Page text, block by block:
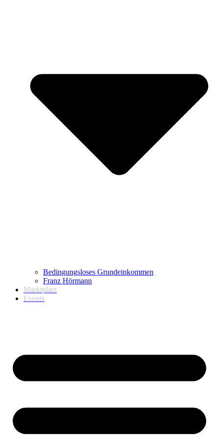
Bedingungsloses Grundeinkommen
Franz Hörmann
Marktplatz
Events